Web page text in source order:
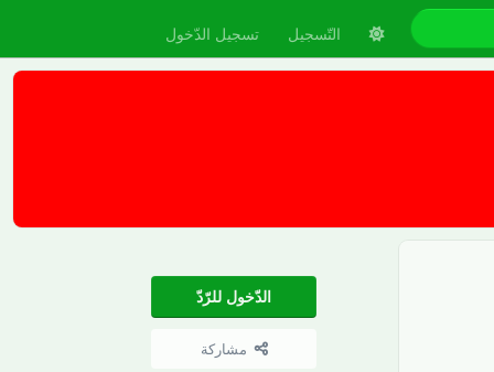
التّسجيل تسجيل الدّخول
الدّخول للرّدّ
مشاركة